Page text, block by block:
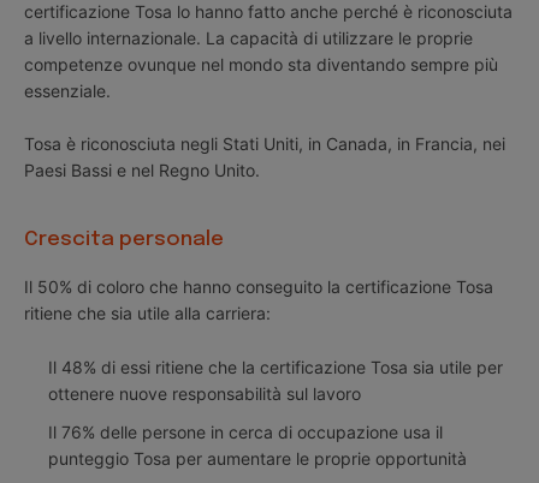
certificazione Tosa lo hanno fatto anche perché è riconosciuta
a livello internazionale. La capacità di utilizzare le proprie
competenze ovunque nel mondo sta diventando sempre più
essenziale.
Tosa è riconosciuta negli Stati Uniti, in Canada, in Francia, nei
Paesi Bassi e nel Regno Unito.
Crescita personale
Il 50% di coloro che hanno conseguito la certificazione Tosa
ritiene che sia utile alla carriera:
Il 48% di essi ritiene che la certificazione Tosa sia utile per
ottenere nuove responsabilità sul lavoro
Il 76% delle persone in cerca di occupazione usa il
punteggio Tosa per aumentare le proprie opportunità